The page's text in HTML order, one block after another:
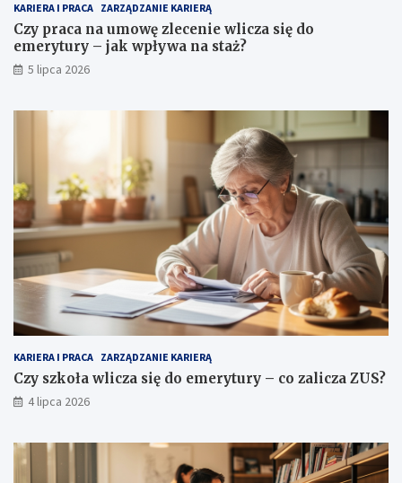
KARIERA I PRACA ZARZĄDZANIE KARIERĄ
Czy praca na umowę zlecenie wlicza się do
emerytury – jak wpływa na staż?
5 lipca 2026
KARIERA I PRACA ZARZĄDZANIE KARIERĄ
Czy szkoła wlicza się do emerytury – co zalicza ZUS?
4 lipca 2026